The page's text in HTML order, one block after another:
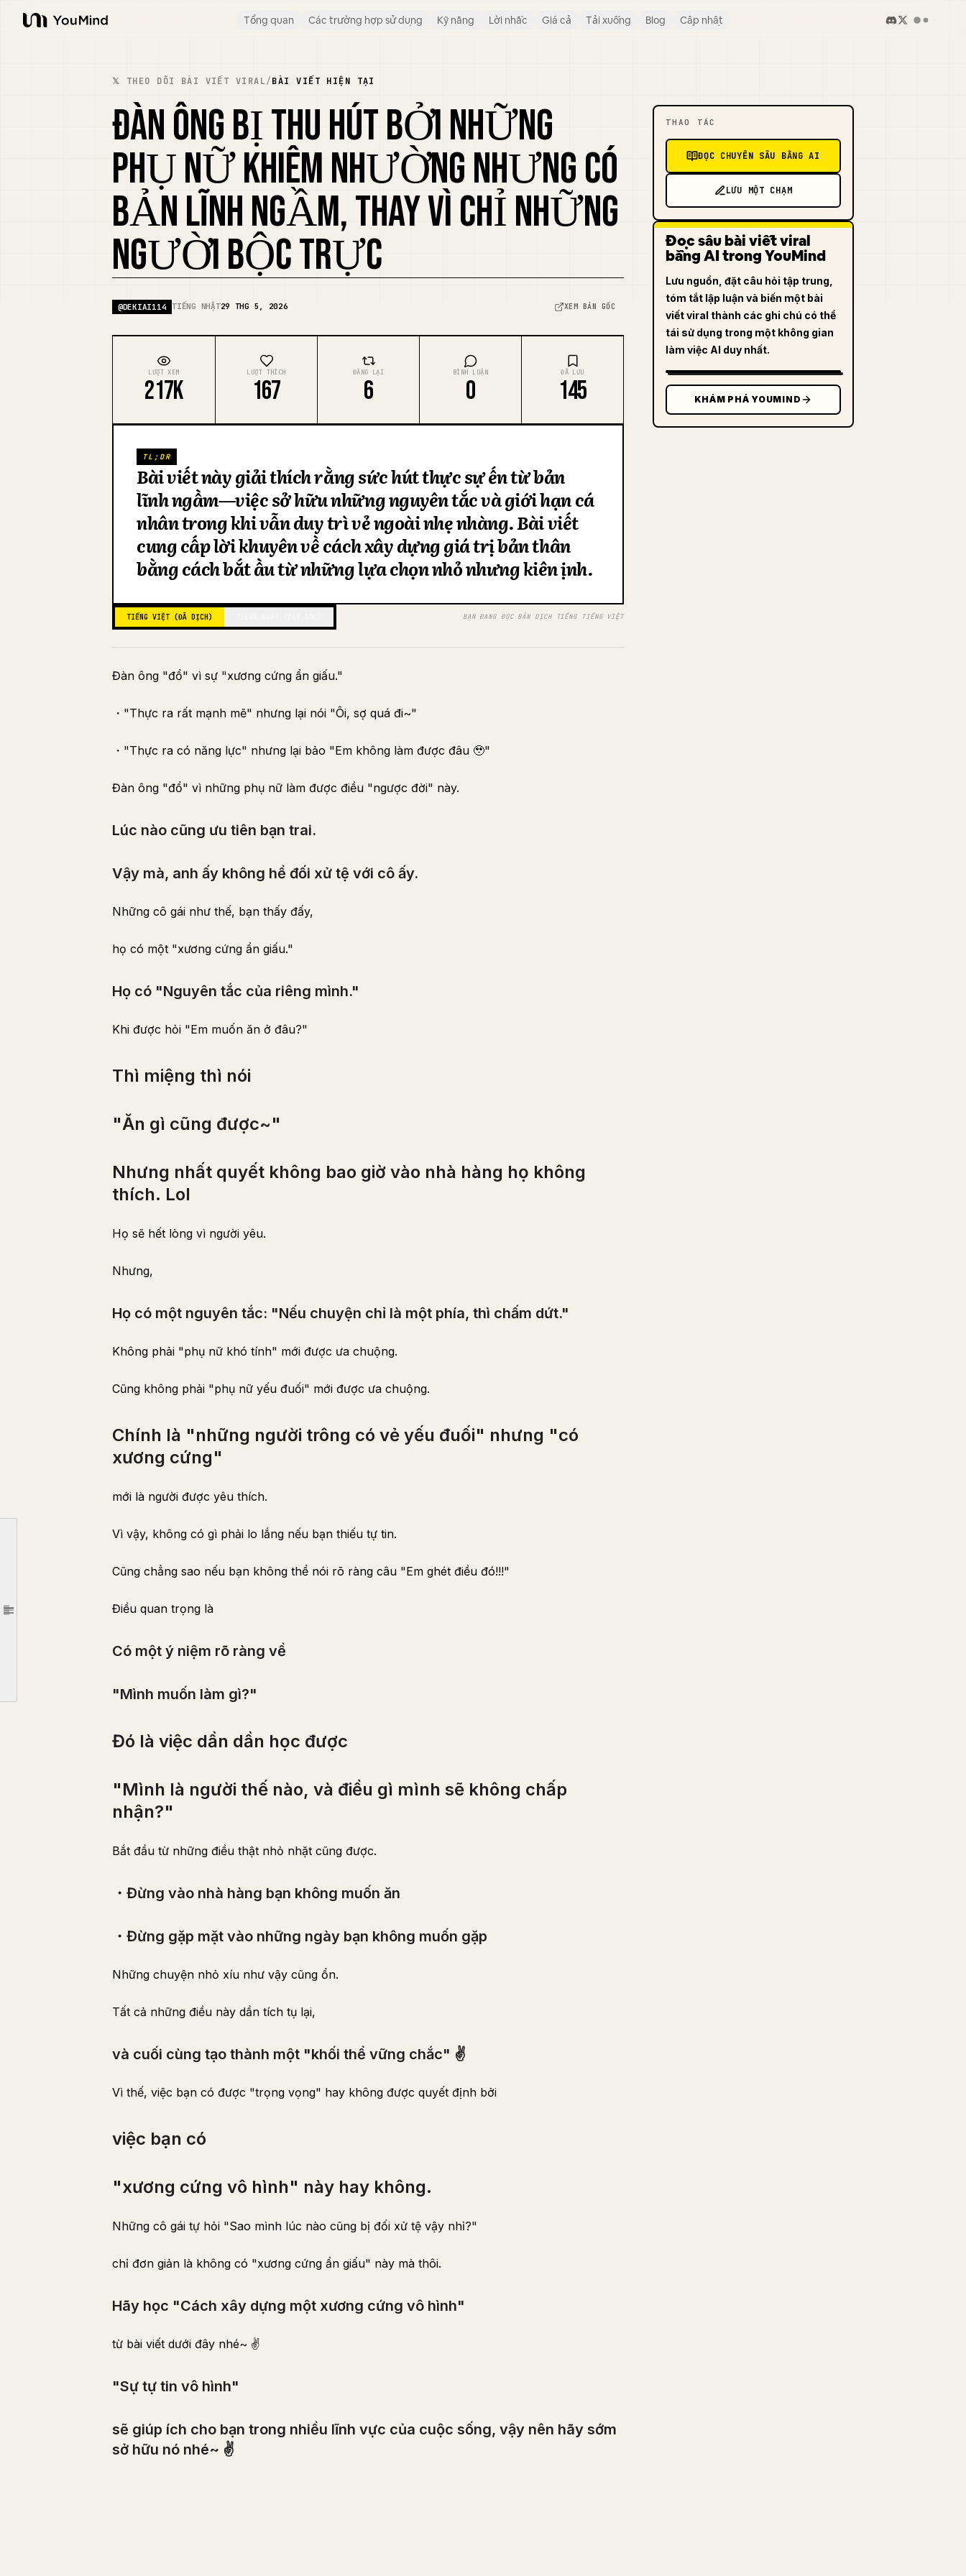
YouMind
Tổng quan Các trường hợp sử dụng Kỹ năng Lời nhắc Giá cả Tải xuống Blog Cập nhật
Article outline
Lúc nào cũng ưu tiên bạn trai.
Họ có "Nguyên tắc của riêng mình."
Họ có một nguyên tắc: "Nếu chuyện chỉ là một phía, thì chấm dứt."
"Mình là người thế nào, và điều gì mình sẽ không chấp nhận?"
Hãy học "Cách xây dựng một xương cứng vô hình"
𝕏 THEO DÕI BÀI VIẾT VIRAL/BÀI VIẾT HIỆN TẠI
ĐÀN ÔNG BỊ THU HÚT BỞI NHỮNG
PHỤ NỮ KHIÊM NHƯỜNG NHƯNG CÓ
BẢN LĨNH NGẦM, THAY VÌ CHỈ NHỮNG
NGƯỜI BỘC TRỰC
@DEKIAI114 TIẾNG NHẬT29 THG 5, 2026 XEM BẢN GỐC
LƯỢT XEM
217K
LƯỢT THÍCH
167
ĐĂNG LẠI
6
BÌNH LUẬN
0
ĐÃ LƯU
145
TL;DR
Bài viết này giải thích rằng sức hút thực sự đến từ bản
lĩnh ngầm—việc sở hữu những nguyên tắc và giới hạn cá
nhân trong khi vẫn duy trì vẻ ngoài nhẹ nhàng. Bài viết
cung cấp lời khuyên về cách xây dựng giá trị bản thân
bằng cách bắt đầu từ những lựa chọn nhỏ nhưng kiên định.
TIẾNG VIỆT (ĐÃ DỊCH) BẠN ĐANG ĐỌC BẢN DỊCH TIẾNG TIẾNG VIỆT
Đàn ông "đổ" vì sự "xương cứng ẩn giấu."
・"Thực ra rất mạnh mẽ" nhưng lại nói "Ôi, sợ quá đi~"
・"Thực ra có năng lực" nhưng lại bảo "Em không làm được đâu 🥹"
Đàn ông "đổ" vì những phụ nữ làm được điều "ngược đời" này.
Lúc nào cũng ưu tiên bạn trai.
Vậy mà, anh ấy không hề đối xử tệ với cô ấy.
Những cô gái như thế, bạn thấy đấy,
họ có một "xương cứng ẩn giấu."
Họ có "Nguyên tắc của riêng mình."
Khi được hỏi "Em muốn ăn ở đâu?"
Thì miệng thì nói
"Ăn gì cũng được~"
Nhưng nhất quyết không bao giờ vào nhà hàng họ không
thích. Lol
Họ sẽ hết lòng vì người yêu.
Nhưng,
Họ có một nguyên tắc: "Nếu chuyện chỉ là một phía, thì chấm dứt."
Không phải "phụ nữ khó tính" mới được ưa chuộng.
Cũng không phải "phụ nữ yếu đuối" mới được ưa chuộng.
Chính là "những người trông có vẻ yếu đuối" nhưng "có
xương cứng"
mới là người được yêu thích.
Vì vậy, không có gì phải lo lắng nếu bạn thiếu tự tin.
Cũng chẳng sao nếu bạn không thể nói rõ ràng câu "Em ghét điều đó!!!"
Điều quan trọng là
Có một ý niệm rõ ràng về
"Mình muốn làm gì?"
Đó là việc dần dần học được
"Mình là người thế nào, và điều gì mình sẽ không chấp
nhận?"
Bắt đầu từ những điều thật nhỏ nhặt cũng được.
・Đừng vào nhà hàng bạn không muốn ăn
・Đừng gặp mặt vào những ngày bạn không muốn gặp
Những chuyện nhỏ xíu như vậy cũng ổn.
Tất cả những điều này dần tích tụ lại,
và cuối cùng tạo thành một "khối thể vững chắc" ✌️
Vì thế, việc bạn có được "trọng vọng" hay không được quyết định bởi
việc bạn có
"xương cứng vô hình" này hay không.
Những cô gái tự hỏi "Sao mình lúc nào cũng bị đối xử tệ vậy nhỉ?"
chỉ đơn giản là không có "xương cứng ẩn giấu" này mà thôi.
Hãy học "Cách xây dựng một xương cứng vô hình"
từ bài viết dưới đây nhé~ ✌️
"Sự tự tin vô hình"
sẽ giúp ích cho bạn trong nhiều lĩnh vực của cuộc sống, vậy nên hãy sớm
sở hữu nó nhé~ ✌️
THAO TÁC
ĐỌC CHUYÊN SÂU BẰNG AI
LƯU MỘT CHẠM
Đọc sâu bài viết viral
bằng AI trong YouMind
Lưu nguồn, đặt câu hỏi tập trung,
tóm tắt lập luận và biến một bài
viết viral thành các ghi chú có thể
tái sử dụng trong một không gian
làm việc AI duy nhất.
KHÁM PHÁ YOUMIND